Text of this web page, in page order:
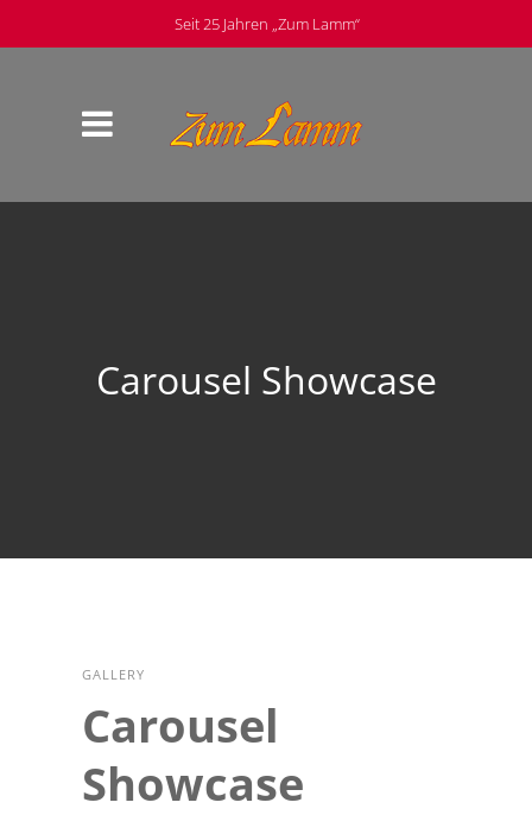
Seit 25 Jahren „Zum Lamm“
Carousel Showcase
GALLERY
Carousel
Showcase